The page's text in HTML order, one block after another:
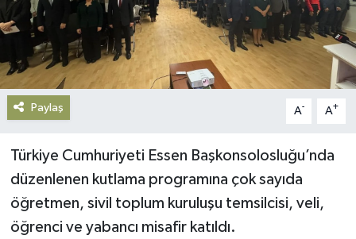
Paylaş A- A+
Türkiye Cumhuriyeti Essen Başkonsolosluğu’nda
düzenlenen kutlama programına çok sayıda
öğretmen, sivil toplum kuruluşu temsilcisi, veli,
öğrenci ve yabancı misafir katıldı.
Podcast
Politika
Sağlık
Siyaset
Spor